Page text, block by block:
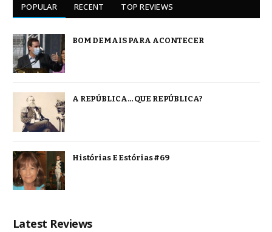
POPULAR RECENT TOP REVIEWS
BOM DEMAIS PARA ACONTECER
A REPÚBLICA… QUE REPÚBLICA?
Histórias E Estórias #69
Latest Reviews